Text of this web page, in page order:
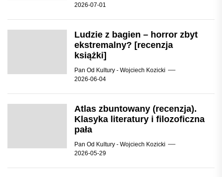
2026-07-01
Ludzie z bagien – horror zbyt
ekstremalny? [recenzja
książki]
Pan Od Kultury - Wojciech Kozicki
2026-06-04
Atlas zbuntowany (recenzja).
Klasyka literatury i filozoficzna
pała
Pan Od Kultury - Wojciech Kozicki
2026-05-29